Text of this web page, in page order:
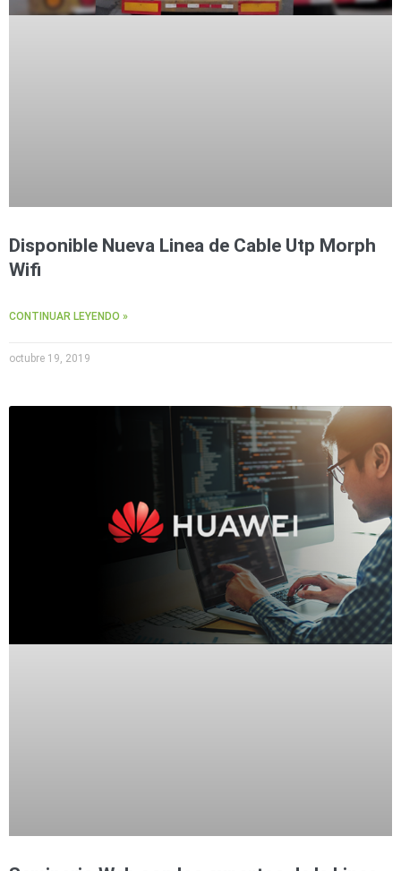
Disponible Nueva Linea de Cable Utp Morph
Wifi
CONTINUAR LEYENDO »
octubre 19, 2019